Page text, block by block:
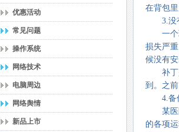
优惠活动
常见问题
操作系统
网络技术
电脑周边
网络舆情
新品上市
在背包
3.没
一个玩
损失严重
候没有
补丁是
到。之
4.备
某医院
的各项